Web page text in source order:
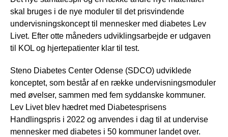
skal bruges i de nye moduler til det prisvindende
undervisningskoncept til mennesker med diabetes Lev
Livet. Efter otte måneders udviklingsarbejde er udgaven
til KOL og hjertepatienter klar til test.
Steno Diabetes Center Odense (SDCO) udviklede
konceptet, som består af en række undervisningsmoduler
med øvelser, sammen med fem syddanske kommuner.
Lev Livet blev hædret med Diabetesprisens
Handlingspris i 2022 og anvendes i dag til at undervise
mennesker med diabetes i 50 kommuner landet over.